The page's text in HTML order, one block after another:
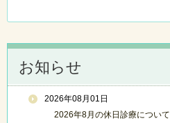
お知らせ
2026年08月01日
2026年8月の休日診療について